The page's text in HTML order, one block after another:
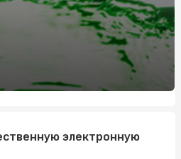
лучшие модели для
магазина «Ваш
нарощуванні нігтів
старту
электронную